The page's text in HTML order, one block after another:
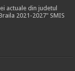
actuale din judetul
2021-2027" SMIS